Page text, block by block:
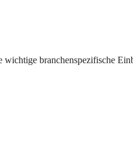
branchenspezifische